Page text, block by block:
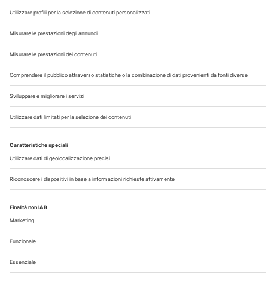
Chi Siamo
Contatti
Note Legali
Privacy
©2026 Edra S.p.a | www.edraspa.it | P.iva 08056040960
| Tel. 02/881841 | Sede legale: Viale Enrico Forlanini 21 -
Registrazione Tribunale di Milano n° 5578/2022 del
5/05/2022